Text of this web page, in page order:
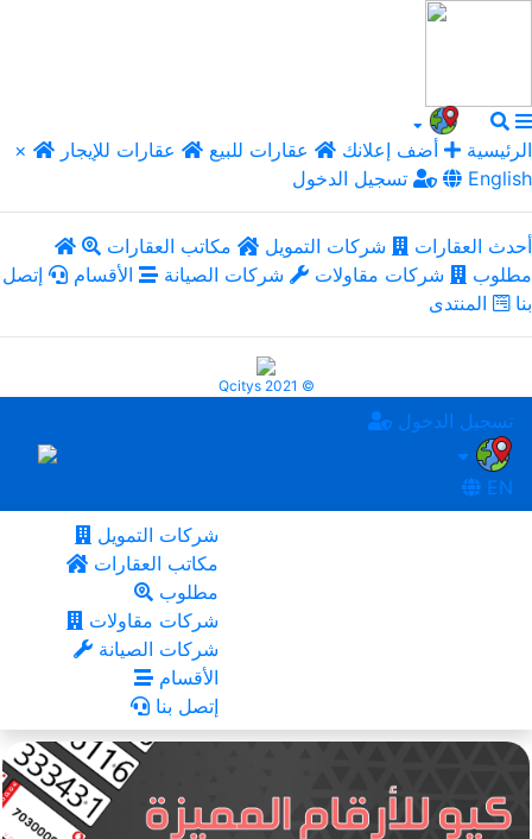
× الرئيسية أضف إعلانك عقارات للبيع
عقارات للإيجار
تسجيل الدخول
English
أحدث العقارات شركات التمويل
مكاتب العقارات
مطلوب
شركات مقاولات شركات الصيانة الأقسام
إتصل
بنا
المنتدى
Qcitys 2021 ©
تسجيل الدخول
EN
شركات التمويل
مكاتب العقارات
مطلوب
شركات مقاولات
شركات الصيانة
الأقسام
إتصل بنا